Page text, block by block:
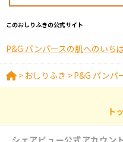
このおしりふきの公式サイト
P&G パンパースの肌へのいち
> おしりふき >P&G パンパ
ト
シェアビュー公式アカウン